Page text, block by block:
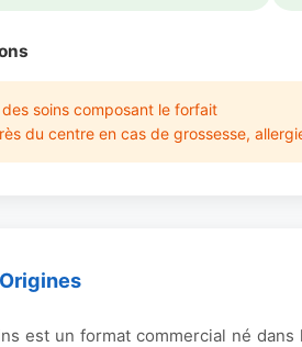
soins composant le forfait
du centre en cas de grossesse,
est un format commercial né